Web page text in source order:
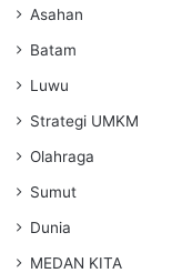
Asahan
Batam
Luwu
Strategi UMKM
Olahraga
Sumut
Dunia
MEDAN KITA